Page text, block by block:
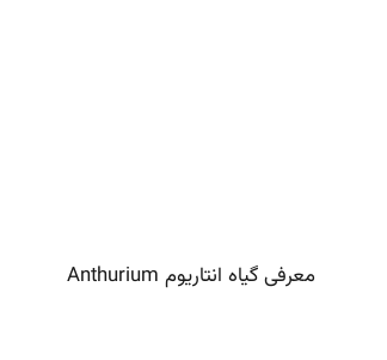
معرفی گیاه انتاریوم Anthurium